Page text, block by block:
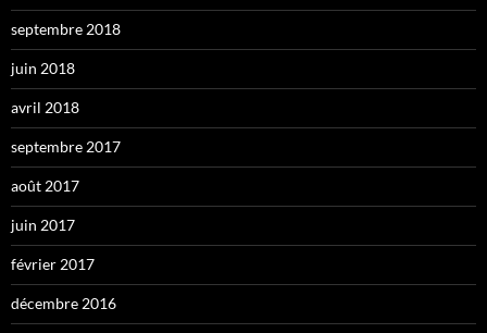
septembre 2018
juin 2018
avril 2018
septembre 2017
août 2017
juin 2017
février 2017
décembre 2016